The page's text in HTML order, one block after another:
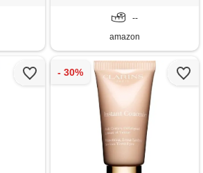
--
amazon